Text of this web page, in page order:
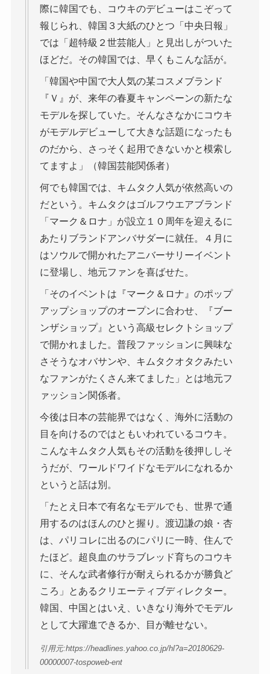
際に韓国でも、コウキのデビューはこぞって
報じられ、韓国３大紙のひとつ「中央日報」
では「超特級２世芸能人」と見出しがついた
ほどだ。その韓国では、早くもこんな話が。
「韓国や中国で大人気の某コスメブランド
『Ｖ』が、来年の春夏キャンペーンの新たな
モデルを探していた。そんなさなかにコウキ
がモデルデビューして大きな話題になったも
のだから、さっそく起用できないかと模索し
てますよ」（韓国芸能関係者）
何でも韓国では、キムタク人気が依然高いの
だという。キムタクはゴルフウエアブランド
「マーク＆ロナ」が設立１０周年を迎えるに
あたりブランドアンバサダーに就任。４月に
はソウルで開かれたアニバーサリーイベント
に登場し、地元ファンを喜ばせた。
「そのイベントは『マーク＆ロナ』のポップ
アップショップのオープンに合わせ、『ブー
ンザショップ』という高級セレクトショップ
で開かれました。普段ファッションに興味な
さそうなオバサンや、キムタクオタクみたい
なファンがたくさん来てました」とは地元フ
ァッション関係者。
今後は日本の芸能界ではなく、海外に活動の
目を向けるのではともいわれているコウキ。
こんなキムタク人気もその活動を後押ししそ
うだが、ワールドワイドなモデルになれるか
というと話は別。
「たとえ日本で有名なモデルでも、世界で通
用するのはほんのひと握り。渡辺謙の娘・杏
は、パリコレに出るのにパリに一時、住んで
たほど。超良血のサラブレッド育ちのコウキ
に、そんな武者修行が耐えられるかが勝負ど
ころ」とあるクリエーティブディレクター。
韓国、中国とはいえ、いきなり海外でモデル
として大躍進できるか、目が離せない。
引用元:https://headlines.yahoo.co.jp/hl?a=20180629-
00000007-tospoweb-ent